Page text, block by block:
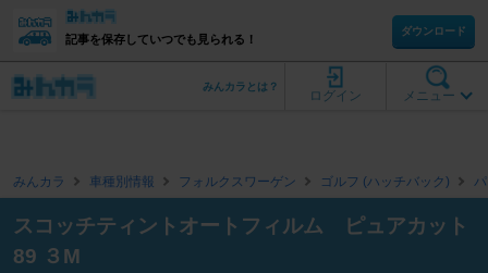
記事を保存していつでも見られる！
ダウンロード
メニュー
ログイン
みんカラとは？
みんカラ 車種別情報 フォルクスワーゲン ゴルフ (ハッチバック)
スコッチティントオートフィルム ピュアカット
89 ３M